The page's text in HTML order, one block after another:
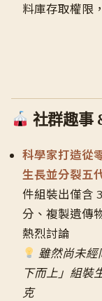
料庫存取權限
社群趣事
科學家打造從
生長並分裂五
件組裝出僅含
分、複製遺傳
熱烈討論
雖然尚未經
下而上」組裝
克